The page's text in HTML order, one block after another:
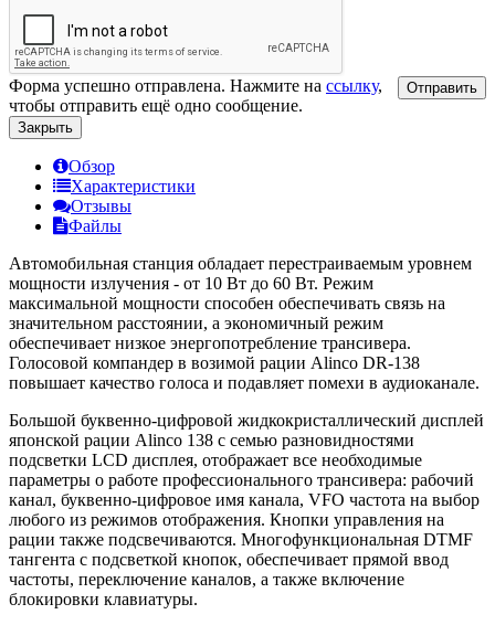
Отправить
Форма успешно отправлена. Нажмите на ссылку,
чтобы отправить ещё одно сообщение.
Закрыть
Обзор
Характеристики
Отзывы
Файлы
Автомобильная станция обладает перестраиваемым уровнем
мощности излучения - от 10 Вт до 60 Вт. Режим
максимальной мощности способен обеспечивать связь на
значительном расстоянии, а экономичный режим
обеспечивает низкое энергопотребление трансивера.
Голосовой компандер в возимой рации Alinco DR-138
повышает качество голоса и подавляет помехи в аудиоканале.
Большой буквенно-цифровой жидкокристаллический дисплей
японской рации Alinco 138 с семью разновидностями
подсветки LCD дисплея, отображает все необходимые
параметры о работе профессионального трансивера: рабочий
канал, буквенно-цифровое имя канала, VFO частота на выбор
любого из режимов отображения. Кнопки управления на
рации также подсвечиваются. Многофункциональная DTMF
тангента с подсветкой кнопок, обеспечивает прямой ввод
частоты, переключение каналов, а также включение
блокировки клавиатуры.